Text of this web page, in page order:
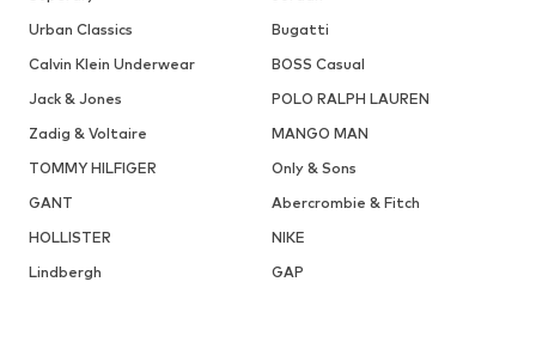
Urban Classics
Bugatti
Calvin Klein Underwear
BOSS Casual
Jack & Jones
POLO RALPH LAUREN
Zadig & Voltaire
MANGO MAN
TOMMY HILFIGER
Only & Sons
GANT
Abercrombie & Fitch
HOLLISTER
NIKE
Lindbergh
GAP